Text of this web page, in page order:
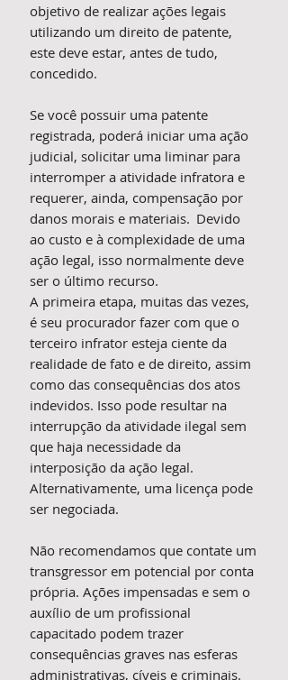
objetivo de realizar ações legais
utilizando um direito de patente,
este deve estar, antes de tudo,
concedido.
Se você possuir uma patente
registrada, poderá iniciar uma ação
judicial, solicitar uma liminar para
interromper a atividade infratora e
requerer, ainda, compensação por
danos morais e materiais. Devido
ao custo e à complexidade de uma
ação legal, isso normalmente deve
ser o último recurso.
A primeira etapa, muitas das vezes,
é seu procurador fazer com que o
terceiro infrator esteja ciente da
realidade de fato e de direito, assim
como das consequências dos atos
indevidos. Isso pode resultar na
interrupção da atividade ilegal sem
que haja necessidade da
interposição da ação legal.
Alternativamente, uma licença pode
ser negociada.
Não recomendamos que contate um
transgressor em potencial por conta
própria. Ações impensadas e sem o
auxílio de um profissional
capacitado podem trazer
consequências graves nas esferas
administrativas, cíveis e criminais.